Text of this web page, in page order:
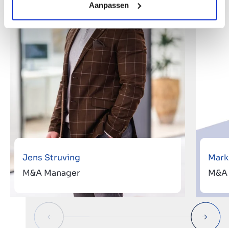
Aanpassen
Jens Struving
M&A Manager